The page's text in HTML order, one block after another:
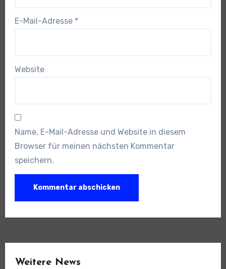
E-Mail-Adresse *
Website
Name, E-Mail-Adresse und Website in diesem
Browser für meinen nächsten Kommentar
speichern.
Weitere News